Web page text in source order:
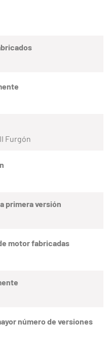
Furgón
primera versión
motor fabricadas
número de versiones